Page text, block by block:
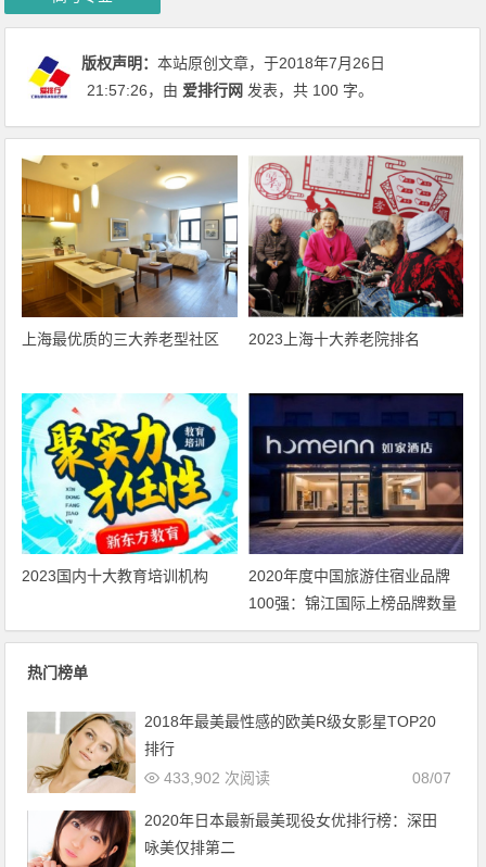
版权声明：本站原创文章，于2018年7月26日
21:57:26，由 爱排行网 发表，共 100 字。
上海最优质的三大养老型社区 2023上海十大养老院排名
2023国内十大教育培训机构
2020年度中国旅游住宿业品牌
100强：锦江国际上榜品牌数量
全国第一
热门榜单
2018年最美最性感的欧美R级女影星TOP20
排行
08/07
433,902 次阅读
2020年日本最新最美现役女优排行榜：深田
咏美仅排第二